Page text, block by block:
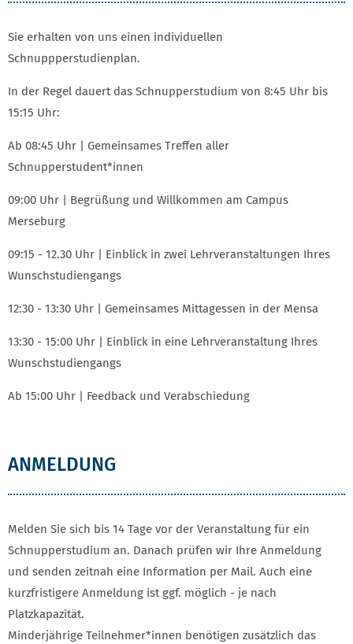
Sie erhalten von uns einen individuellen
Schnuppperstudienplan.
In der Regel dauert das Schnupperstudium von 8:45 Uhr bis
15:15 Uhr:
Ab 08:45 Uhr | Gemeinsames Treffen aller
Schnupperstudent*innen
09:00 Uhr | Begrüßung und Willkommen am Campus
Merseburg
09:15 - 12.30 Uhr | Einblick in zwei Lehrveranstaltungen Ihres
Wunschstudiengangs
12:30 - 13:30 Uhr | Gemeinsames Mittagessen in der Mensa
13:30 - 15:00 Uhr | Einblick in eine Lehrveranstaltung Ihres
Wunschstudiengangs
Ab 15:00 Uhr | Feedback und Verabschiedung
ANMELDUNG
Melden Sie sich bis 14 Tage vor der Veranstaltung für ein
Schnupperstudium an. Danach prüfen wir Ihre Anmeldung
und senden zeitnah eine Information per Mail. Auch eine
kurzfristigere Anmeldung ist ggf. möglich - je nach
Platzkapazität.
Minderjährige Teilnehmer*innen benötigen zusätzlich das